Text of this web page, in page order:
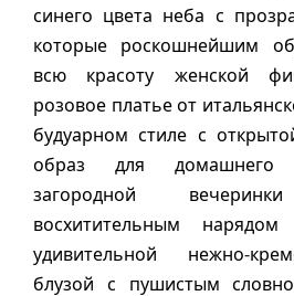
синего цвета неба с
которые роскошнейшим
всю красоту женской
розовое платье от
будуарном стиле с
образ для домашнего
загородной
восхитительным
удивительной нежно-
блузой с пушистым